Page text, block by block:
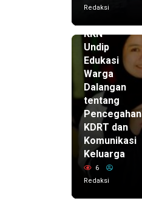
Redaksi
KKN
Undip
Edukasi
Warga
Dalangan
tentang
Pencegahan
KDRT dan
Komunikasi
Keluarga
6
Redaksi